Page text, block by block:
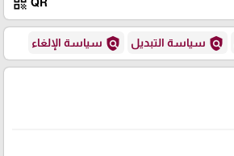
qr_code
policy سياسة التبديل policy سياسة الإلغاء